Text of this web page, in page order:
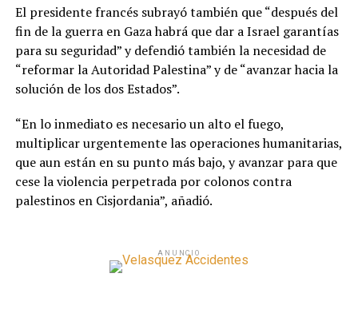
El presidente francés subrayó también que “después del
fin de la guerra en Gaza habrá que dar a Israel garantías
para su seguridad” y defendió también la necesidad de
“reformar la Autoridad Palestina” y de “avanzar hacia la
solución de los dos Estados”.
“En lo inmediato es necesario un alto el fuego,
multiplicar urgentemente las operaciones humanitarias,
que aun están en su punto más bajo, y avanzar para que
cese la violencia perpetrada por colonos contra
palestinos en Cisjordania”, añadió.
ANUNCIO